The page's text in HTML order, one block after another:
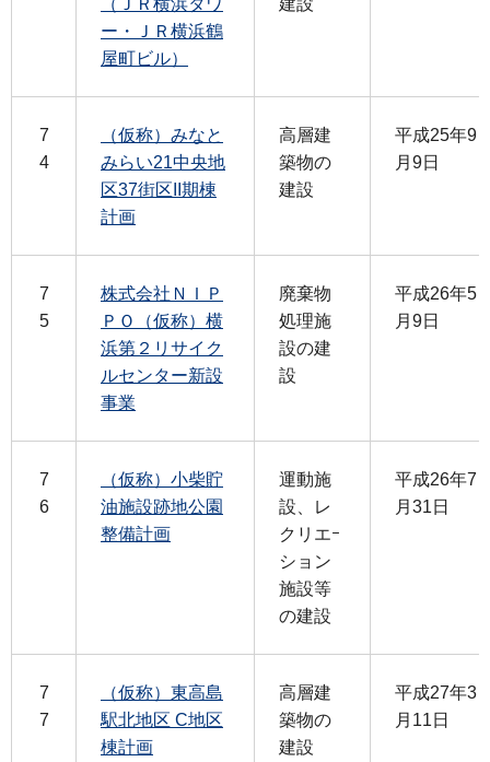
ー・ＪＲ横浜鶴
屋町ビル）
7
4
（仮称）みなと
みらい21中央地
区37街区II期棟
計画
高層建
築物の
建設
平成25年9
月9日
7
5
株式会社ＮＩＰ
ＰＯ（仮称）横
浜第２リサイク
ルセンター新設
事業
廃棄物
処理施
設の建
設
平成26年5
月9日
7
6
（仮称）小柴貯
油施設跡地公園
整備計画
運動施
設、レ
クリエｰ
ション
施設等
の建設
平成26年7
月31日
7
7
（仮称）東高島
駅北地区 C地区
棟計画
高層建
築物の
建設
平成27年3
月11日